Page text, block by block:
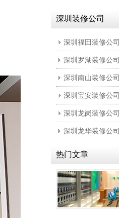
深圳装修公司
深圳福田装修公司
深圳罗湖装修公司
深圳南山装修公司
深圳宝安装修公司
深圳龙岗装修公司
深圳龙华装修公司
热门文章